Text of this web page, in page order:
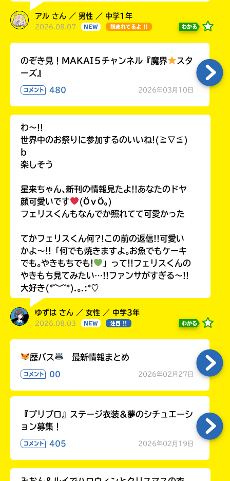
アル さん ／ 男性 ／ 中学1年
2026.08.07 NEW 読まれてるよ !! わかる
のぞき見！MAKAI５チャンネル『魔界
スタ
ーズ』
コメント 480 2026年03月10日
わ〜!!
世界中のお祭りに参加するのいいね!(≧∇≦)
b
楽しそう
星来ちゃん､新刊の情報見たよ!!あなたのドヤ
顔可愛いです
(ӦｖӦ｡)
フェリスくんもなんでか照れてて可愛かった
てかフェリスくん何?!この前の返信!!可愛い
かよ〜!!「何でも焼きますよ｡お魚でもケーキ
でも｡やきもちでも!
」って!!フェリスくんの
やきもち見てみたい…!!ファンサがすぎる〜!!
大好き(*˘︶˘*).｡.:*♡
ゆずは さん ／ 女性 ／ 中学3年
2026.08.03 NEW 注目 !! わかる
歴バス 最新情報まとめ
コメント 00 2026年02月27日
『プリプロ』ステージ衣装＆夢のシチュエーシ
ョン募集！
コメント 405 2026年02月19日